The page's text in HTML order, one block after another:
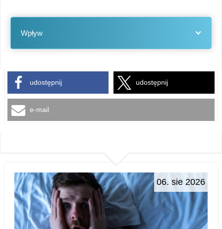
Wpływ
udostępnij udostępnij
e-mail
06. sie 2026